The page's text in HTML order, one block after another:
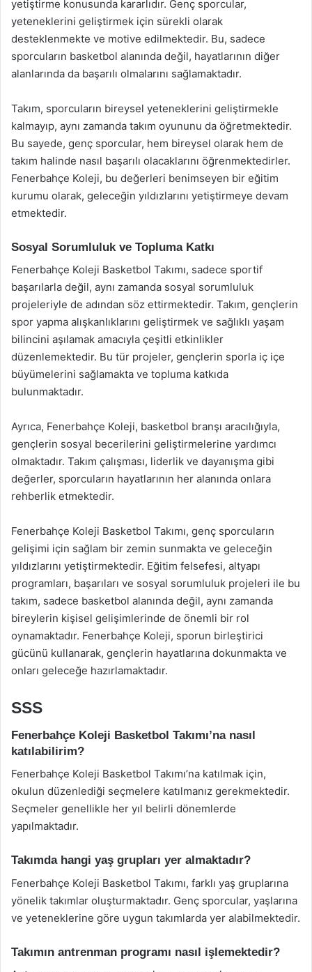
yetiştirme konusunda kararlıdır. Genç sporcular,
yeteneklerini geliştirmek için sürekli olarak
desteklenmekte ve motive edilmektedir. Bu, sadece
sporcuların basketbol alanında değil, hayatlarının diğer
alanlarında da başarılı olmalarını sağlamaktadır.
Takım, sporcuların bireysel yeteneklerini geliştirmekle
kalmayıp, aynı zamanda takım oyununu da öğretmektedir.
Bu sayede, genç sporcular, hem bireysel olarak hem de
takım halinde nasıl başarılı olacaklarını öğrenmektedirler.
Fenerbahçe Koleji, bu değerleri benimseyen bir eğitim
kurumu olarak, geleceğin yıldızlarını yetiştirmeye devam
etmektedir.
Sosyal Sorumluluk ve Topluma Katkı
Fenerbahçe Koleji Basketbol Takımı, sadece sportif
başarılarla değil, aynı zamanda sosyal sorumluluk
projeleriyle de adından söz ettirmektedir. Takım, gençlerin
spor yapma alışkanlıklarını geliştirmek ve sağlıklı yaşam
bilincini aşılamak amacıyla çeşitli etkinlikler
düzenlemektedir. Bu tür projeler, gençlerin sporla iç içe
büyümelerini sağlamakta ve topluma katkıda
bulunmaktadır.
Ayrıca, Fenerbahçe Koleji, basketbol branşı aracılığıyla,
gençlerin sosyal becerilerini geliştirmelerine yardımcı
olmaktadır. Takım çalışması, liderlik ve dayanışma gibi
değerler, sporcuların hayatlarının her alanında onlara
rehberlik etmektedir.
Fenerbahçe Koleji Basketbol Takımı, genç sporcuların
gelişimi için sağlam bir zemin sunmakta ve geleceğin
yıldızlarını yetiştirmektedir. Eğitim felsefesi, altyapı
programları, başarıları ve sosyal sorumluluk projeleri ile bu
takım, sadece basketbol alanında değil, aynı zamanda
bireylerin kişisel gelişimlerinde de önemli bir rol
oynamaktadır. Fenerbahçe Koleji, sporun birleştirici
gücünü kullanarak, gençlerin hayatlarına dokunmakta ve
onları geleceğe hazırlamaktadır.
SSS
Fenerbahçe Koleji Basketbol Takımı’na nasıl
katılabilirim?
Fenerbahçe Koleji Basketbol Takımı’na katılmak için,
okulun düzenlediği seçmelere katılmanız gerekmektedir.
Seçmeler genellikle her yıl belirli dönemlerde
yapılmaktadır.
Takımda hangi yaş grupları yer almaktadır?
Fenerbahçe Koleji Basketbol Takımı, farklı yaş gruplarına
yönelik takımlar oluşturmaktadır. Genç sporcular, yaşlarına
ve yeteneklerine göre uygun takımlarda yer alabilmektedir.
Takımın antrenman programı nasıl işlemektedir?